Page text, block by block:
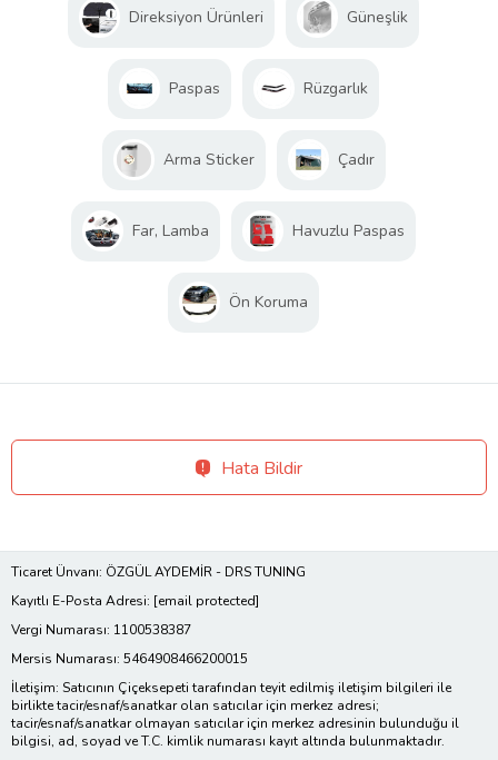
Direksiyon Ürünleri Güneşlik
Paspas Rüzgarlık
Arma Sticker Çadır
Far, Lamba Havuzlu Paspas
Ön Koruma
Hata Bildir
Ticaret Ünvanı: ÖZGÜL AYDEMİR - DRS TUNING
Kayıtlı E-Posta Adresi: [email protected]
Vergi Numarası: 1100538387
Mersis Numarası: 5464908466200015
İletişim: Satıcının Çiçeksepeti tarafından teyit edilmiş iletişim bilgileri ile
birlikte tacir/esnaf/sanatkar olan satıcılar için merkez adresi;
tacir/esnaf/sanatkar olmayan satıcılar için merkez adresinin bulunduğu il
bilgisi, ad, soyad ve T.C. kimlik numarası kayıt altında bulunmaktadır.